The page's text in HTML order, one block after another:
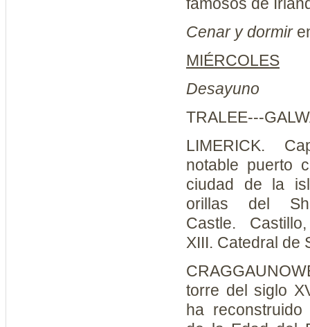
Cenar y dormir
MIÉRCOLES
Desayuno
TRALEE---
LIMERICK.
notable puerto
ciudad de la
orillas del
Castle.
XIII. Catedral de
torre del siglo
ha